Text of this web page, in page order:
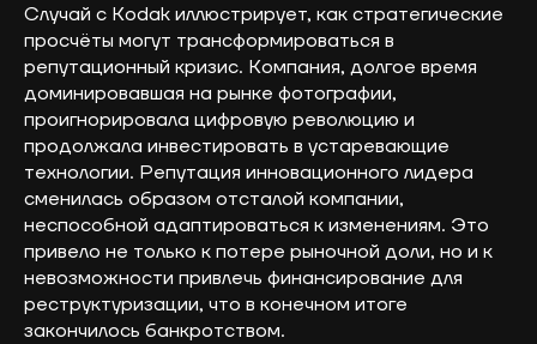
Случай с Kodak иллюстрирует, как стратегические
просчёты могут трансформироваться в
репутационный кризис. Компания, долгое время
доминировавшая на рынке фотографии,
проигнорировала цифровую революцию и
продолжала инвестировать в устаревающие
технологии. Репутация инновационного лидера
сменилась образом отсталой компании,
неспособной адаптироваться к изменениям. Это
привело не только к потере рыночной доли, но и к
невозможности привлечь финансирование для
реструктуризации, что в конечном итоге
закончилось банкротством.